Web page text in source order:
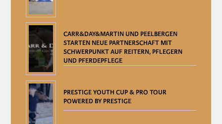
CARR&DAY&MARTIN UND PEELBERGEN
STARTEN NEUE PARTNERSCHAFT MIT
SCHWERPUNKT AUF REITERN, PFLEGERN
UND PFERDEPFLEGE
PRESTIGE YOUTH CUP & PRO TOUR
POWERED BY PRESTIGE